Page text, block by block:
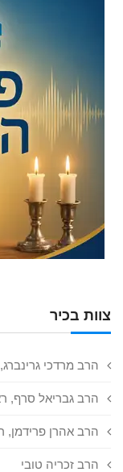
צוות בכיר
הרב מרדכי
הרב גבריאל סרף,
הרב אהרן פרידמן,
הרב זכריה טובי